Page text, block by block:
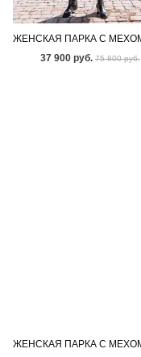
37 900 руб. 75 800 руб.